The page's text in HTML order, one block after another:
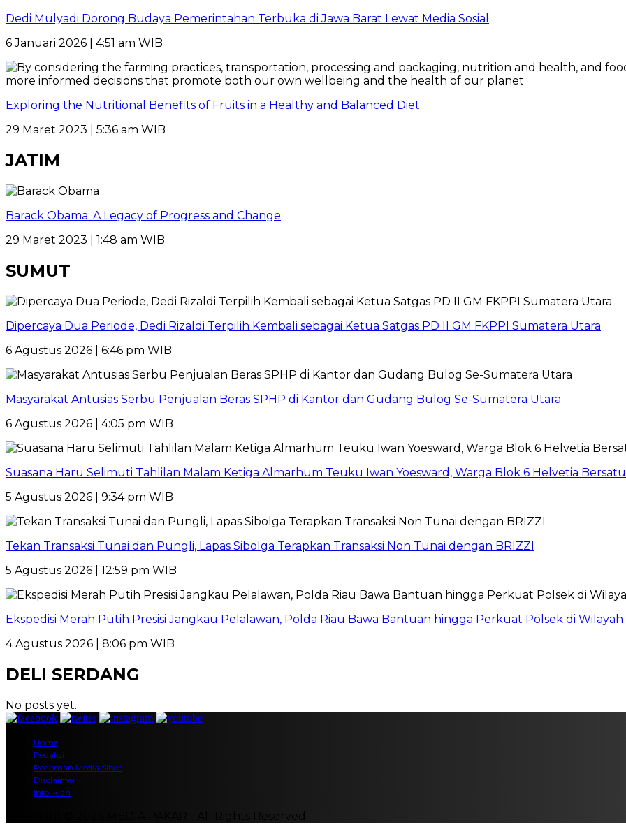
Dedi Mulyadi Dorong Budaya Pemerintahan Terbuka di Jawa Barat Lewat Media Sosial
6 Januari 2026 | 4:51 am WIB
Exploring the Nutritional Benefits of Fruits in a Healthy and Balanced Diet
29 Maret 2023 | 5:36 am WIB
JATIM
Barack Obama: A Legacy of Progress and Change
29 Maret 2023 | 1:48 am WIB
SUMUT
Dipercaya Dua Periode, Dedi Rizaldi Terpilih Kembali sebagai Ketua Satgas PD II GM FKPPI Sumatera Utara
6 Agustus 2026 | 6:46 pm WIB
Masyarakat Antusias Serbu Penjualan Beras SPHP di Kantor dan Gudang Bulog Se-Sumatera Utara
6 Agustus 2026 | 4:05 pm WIB
Suasana Haru Selimuti Tahlilan Malam Ketiga Almarhum Teuku Iwan Yoesward, Warga Blok 6 Helvetia
5 Agustus 2026 | 9:34 pm WIB
Tekan Transaksi Tunai dan Pungli, Lapas Sibolga Terapkan Transaksi Non Tunai dengan BRIZZI
5 Agustus 2026 | 12:59 pm WIB
Ekspedisi Merah Putih Presisi Jangkau Pelalawan, Polda Riau Bawa Bantuan hingga Perkuat Polsek di
4 Agustus 2026 | 8:06 pm WIB
DELI SERDANG
No posts yet.
Home
Redaksi
Pedoman Media Siber
Disclaimer
Info Iklan
Copyright © 2026 MEDIA PAKAR - All Rights Reserved